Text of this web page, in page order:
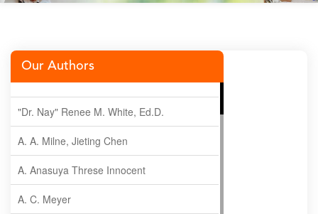
Our Authors
"Dr. Nay" Renee M. White, Ed.D.
A. A. Milne, Jieting Chen
A. Anasuya Threse Innocent
A. C. Meyer